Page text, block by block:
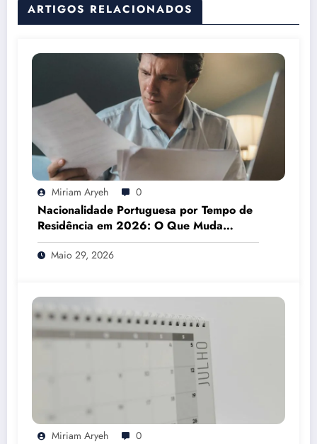
ARTIGOS RELACIONADOS
Miriam Aryeh 0
Nacionalidade Portuguesa por Tempo de
Residência em 2026: O Que Muda
Mesmo
Maio 29, 2026
Miriam Aryeh 0